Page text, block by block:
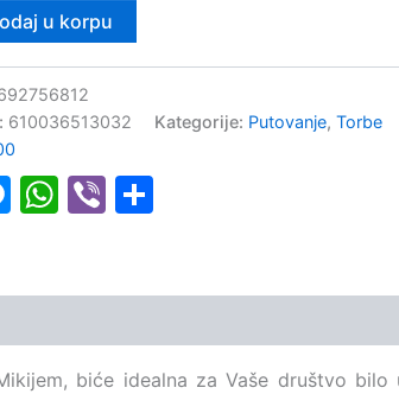
u korpu
610036513032 Kategorije: Putovanje, Torbe
Messenger
WhatsApp
Viber
biće idealna za Vaše društvo